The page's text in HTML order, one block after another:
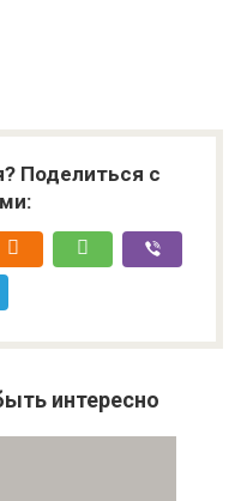
Поделиться с
интересно